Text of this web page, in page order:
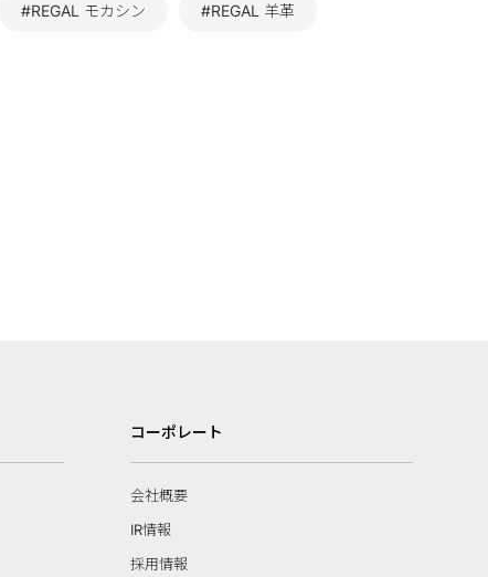
#REGAL モカシン #REGAL 羊革
コーポレート
会社概要
IR情報
採用情報